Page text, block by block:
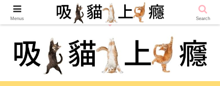
越吸貓越健康
Menus Search